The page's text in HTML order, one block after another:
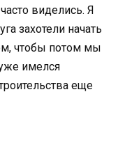
виделись. Я
захотели начать
чтобы потом мы
имелся
еще